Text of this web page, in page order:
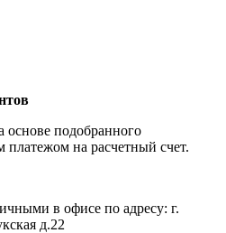
основе подобранного
платежом на расчетный счет.
в офисе по адресу: г.
д.22